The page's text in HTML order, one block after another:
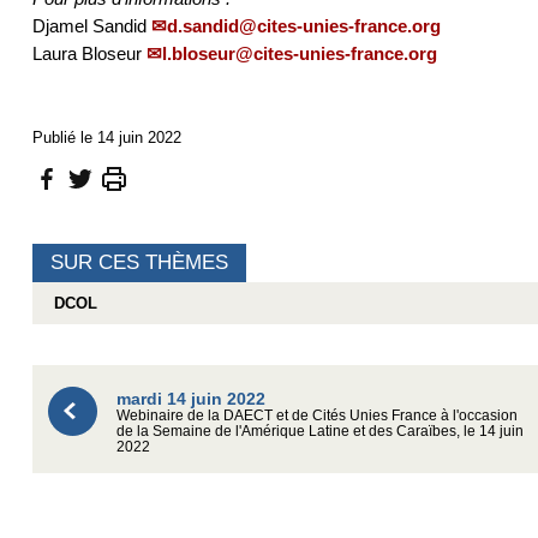
Djamel Sandid
d.sandid@cites-unies-france.org
Laura Bloseur
l.bloseur@cites-unies-france.org
Publié le 14 juin 2022
SUR CES THÈMES
DCOL
mardi 14 juin 2022
Webinaire de la DAECT et de Cités Unies France à l'occasion
de la Semaine de l'Amérique Latine et des Caraïbes, le 14 juin
2022